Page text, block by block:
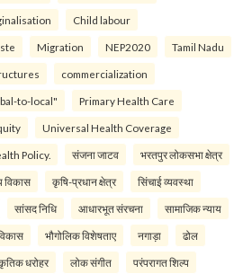
Child labour
Migration NEP2020 Tamil Nadu
commercialization
to-local" Primary Health Care
Universal Health Coverage
Policy. संजना जाटव भरतपुर लोकसभा क्षेत्र
विकास कृषि-प्रधान क्षेत्र सिंचाई व्यवस्था
सांसद निधि आधारभूत संरचना सामाजिक न्याय
भौगोलिक विशेषताए नगाड़ा ढोल
धरोहर लोक संगीत परंपरागत शिल्प